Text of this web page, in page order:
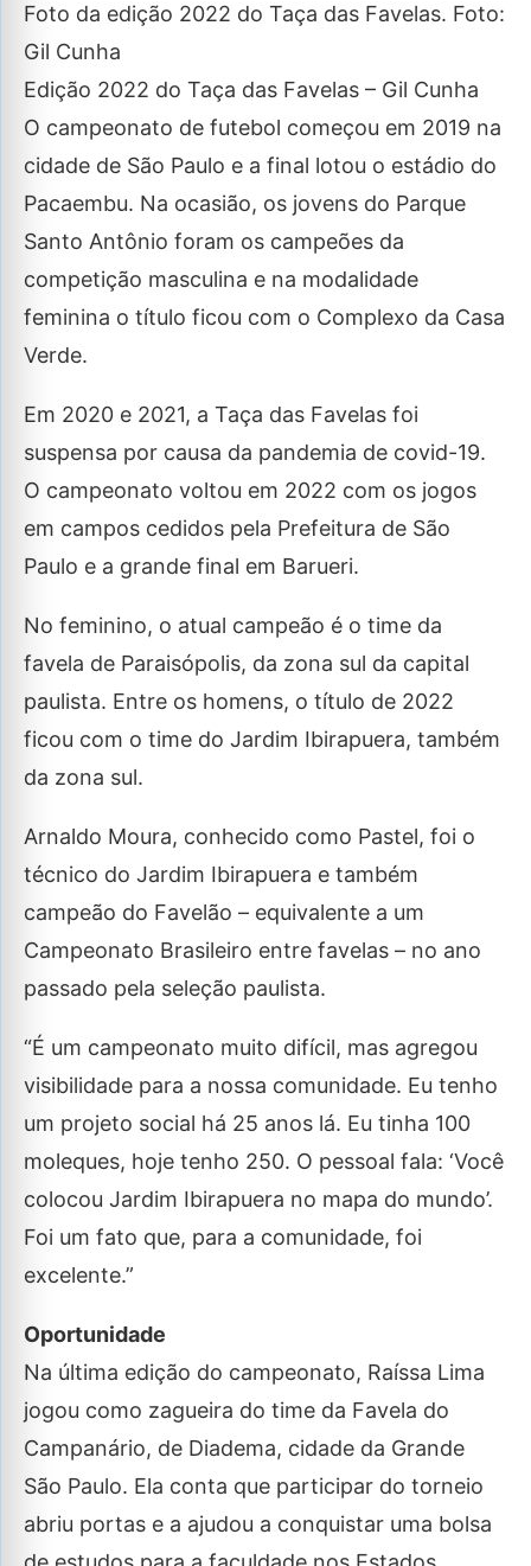
Foto da edição 2022 do Taça das Favelas. Foto:
Gil Cunha
Edição 2022 do Taça das Favelas – Gil Cunha
O campeonato de futebol começou em 2019 na
cidade de São Paulo e a final lotou o estádio do
Pacaembu. Na ocasião, os jovens do Parque
Santo Antônio foram os campeões da
competição masculina e na modalidade
feminina o título ficou com o Complexo da Casa
Verde.
Em 2020 e 2021, a Taça das Favelas foi
suspensa por causa da pandemia de covid-19.
O campeonato voltou em 2022 com os jogos
em campos cedidos pela Prefeitura de São
Paulo e a grande final em Barueri.
No feminino, o atual campeão é o time da
favela de Paraisópolis, da zona sul da capital
paulista. Entre os homens, o título de 2022
ficou com o time do Jardim Ibirapuera, também
da zona sul.
Arnaldo Moura, conhecido como Pastel, foi o
técnico do Jardim Ibirapuera e também
campeão do Favelão – equivalente a um
Campeonato Brasileiro entre favelas – no ano
passado pela seleção paulista.
“É um campeonato muito difícil, mas agregou
visibilidade para a nossa comunidade. Eu tenho
um projeto social há 25 anos lá. Eu tinha 100
moleques, hoje tenho 250. O pessoal fala: ‘Você
colocou Jardim Ibirapuera no mapa do mundo’.
Foi um fato que, para a comunidade, foi
excelente.”
Oportunidade
Na última edição do campeonato, Raíssa Lima
jogou como zagueira do time da Favela do
Campanário, de Diadema, cidade da Grande
São Paulo. Ela conta que participar do torneio
abriu portas e a ajudou a conquistar uma bolsa